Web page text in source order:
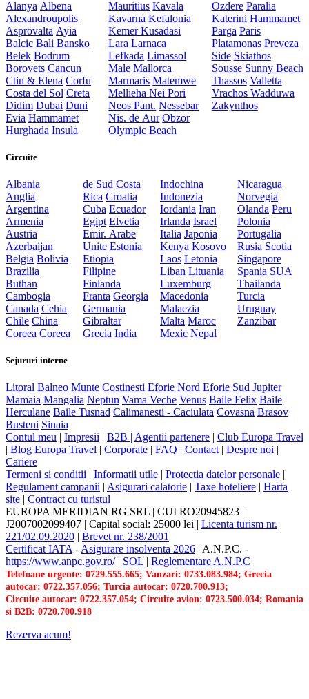
Alanya Albena
Alexandroupolis
Asprovalta Ayia
Balcic Bali Bansko
Belek Bodrum
Borovets Cancun
Ctin & Elena Corfu
Costa del Sol Creta
Didim Dubai Duni
Evia Hammamet
Hurghada Insula
Mauritius Kavala
Kavarna Kefalonia
KemerKusadasi
LaraLarnaca
Lefkada Limassol
Male Mallorca
Marmaris Matemwe
MelliehaNei Pori
Neos Pant. Nessebar
Nis. de Aur Obzor
Olympic Beach
Ozdere Paralia
Katerini Hammamet
Parga Paris
Platamonas Preveza
Side Skiathos
Sousse Sunny Beach
Thassos Valletta
Vrachos Wadduwa
Zakynthos
Circuite
Albania
Anglia
Argentina
Armenia
Austria
Azerbaijan
Belgia Bolivia
Brazilia
Buthan
Cambogia
Canada Cehia
Chile China
Coreea Coreea
de Sud Costa
Rica Croatia
Cuba Ecuador
Egipt Elvetia
Emir. Arabe
Unite Estonia
Etiopia
Filipine
Finlanda
Franta Georgia
Germania
Gibraltar
Grecia India
Indochina
Indonezia
Iordania Iran
Irlanda Israel
Italia Japonia
Kenya Kosovo
Laos Letonia
Liban Lituania
Luxemburg
Macedonia
Malaezia
Malta Maroc
Mexic Nepal
Nicaragua
Norvegia
Olanda Peru
Polonia
Portugalia
Rusia Scotia
Singapore
Spania SUA
Thailanda
Turcia
Uruguay
Zanzibar
Sejururi interne
Litoral Balneo Munte Costinesti Eforie Nord Eforie Sud Jupiter
Mamaia Mangalia Neptun Vama Veche Venus Baile Felix Baile
Herculane Baile Tusnad Calimanesti - Caciulata Covasna Brasov
Busteni Sinaia
Contul meu
Impresii B2B | Agentii partenere
Club Europa Travel
Blog Europa Travel Corporate FAQ Contact| Despre noi
Cariere
Termeni si conditii
Informatii utile Protectia datelor personale
Regulament campanii Asigurari calatorie Taxe hoteliere
Harta
site
Contract cu turistul
EUROPA MERIDIAN RG SRL
CUI RO20945823
J2007002099407
Capital social: 25000 lei
Licenta turism nr.
221/02.09.2020
Brevet nr. 238/2001
Certificat IATA-Asigurare insolventa 2026 A.N.P.C. -
https://www.anpc.gov.ro/| SOL Reglementare A.N.P.C
Telefoane urgente: 0729.555.665; Vanzari: 0733.083.984; Grecia
autocar: 0722.357.056; Turcia autocar: 0720.700.913;
Circuite autocar: 0722.357.054; Circuite avion: 0723.500.034; Romania
si B2B: 0720.700.918
Rezerva acum!